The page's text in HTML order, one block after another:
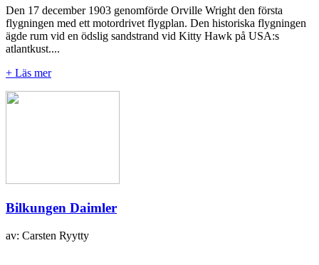
Den 17 december 1903 genomförde Orville Wright den första
flygningen med ett motordrivet flygplan. Den historiska flygningen
ägde rum vid en ödslig sandstrand vid Kitty Hawk på USA:s
atlantkust....
+ Läs mer
Bilkungen Daimler
av: Carsten Ryytty